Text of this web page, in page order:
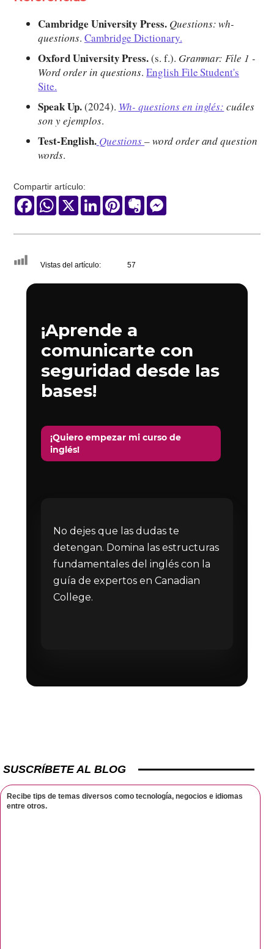
Cambridge University Press. Questions: wh-
questions. Cambridge Dictionary.
Oxford University Press.(s. f.). Grammar: File 1 -
Word order in questions.English File Student's
Site.
Speak Up.(2024). Wh- questions en inglés: cuáles
son y ejemplos.
Test-English. Questions– word order and question
words.
Compartir artículo:
FacebookWhatsApp
X LinkedInPinterestEvernote
Vistas del artículo: 57
¡Aprende a
comunicarte con
seguridad desde las
bases!
¡Quiero empezar mi curso de
inglés!
No dejes que las dudas te
detengan. Domina las estructuras
fundamentales del inglés con la
guía de expertos en Canadian
College.
SUSCRÍBETE AL BLOG
Recibe tips de temas diversos como tecnología, negocios e idiomas
entre otros.